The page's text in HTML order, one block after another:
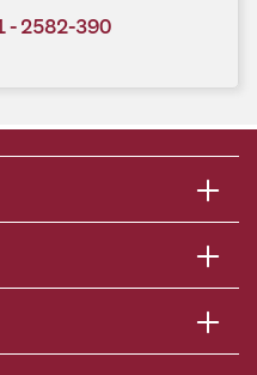
- 2582-390